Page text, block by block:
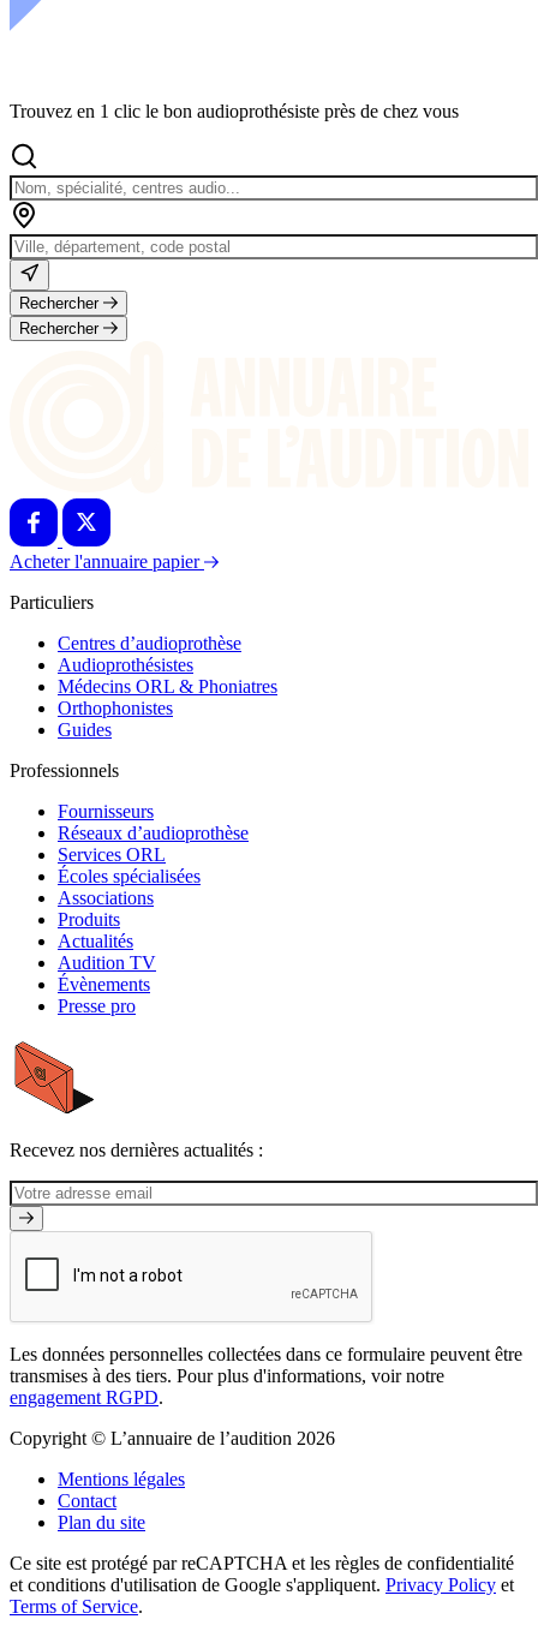
Trouvez en 1 clic le bon audioprothésiste près de chez vous
Rechercher
Rechercher
Acheter l'annuaire papier
Particuliers
Centres d’audioprothèse
Audioprothésistes
Médecins ORL & Phoniatres
Orthophonistes
Guides
Professionnels
Fournisseurs
Réseaux d’audioprothèse
Services ORL
Écoles spécialisées
Associations
Produits
Actualités
Audition TV
Évènements
Presse pro
Recevez nos dernières actualités :
Les données personnelles collectées dans ce formulaire peuvent être
transmises à des tiers. Pour plus d'informations, voir notre
engagement RGPD.
Copyright © L’annuaire de l’audition 2026
Mentions légales
Contact
Plan du site
Ce site est protégé par reCAPTCHA et les règles de confidentialité
et conditions d'utilisation de Google s'appliquent. Privacy Policy et
Terms of Service.